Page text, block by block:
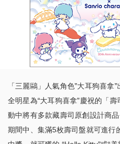
「三麗鷗」人氣角色”大耳狗喜拿
全明星為“大耳狗喜拿”慶祝的「
動中將有多款藏壽司原創設計商品
期間中、集滿5枚壽司盤就可進行